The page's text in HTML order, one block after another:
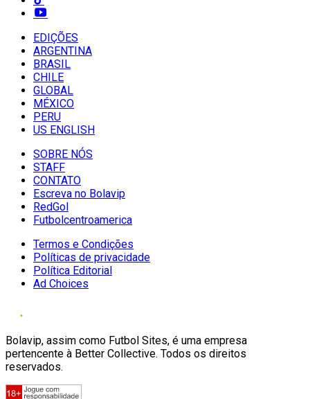
EDIÇÕES
ARGENTINA
BRASIL
CHILE
GLOBAL
MÉXICO
PERU
US ENGLISH
SOBRE NÓS
STAFF
CONTATO
Escreva no Bolavip
RedGol
Futbolcentroamerica
Termos e Condições
Políticas de privacidade
Política Editorial
Ad Choices
Bolavip, assim como Futbol Sites, é uma empresa
pertencente à Better Collective. Todos os direitos
reservados.